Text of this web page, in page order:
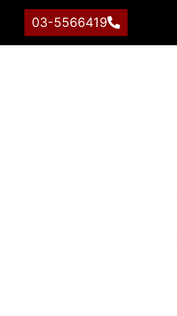
03-5566419